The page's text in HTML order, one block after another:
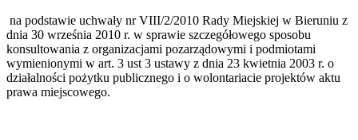
na podstawie uchwały nr VIII/2/2010 Rady Miejskiej w Bieruniu z
dnia 30 września 2010 r. w sprawie szczegółowego sposobu
konsultowania z organizacjami pozarządowymi i podmiotami
wymienionymi w art. 3 ust 3 ustawy z dnia 23 kwietnia 2003 r. o
działalności pożytku publicznego i o wolontariacie projektów aktu
prawa miejscowego.